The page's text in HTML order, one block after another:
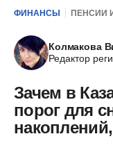
ФИНАНСЫ ПЕНСИИ
Колмакова
Редактор
Зачем в
порог для